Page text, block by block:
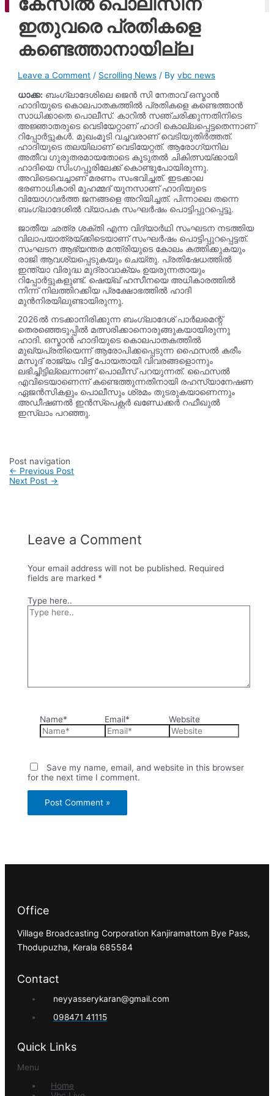
ഇതുവരെ പ്രതികളെ
കണ്ടെത്താനായില്ല
Leave a Comment / Scrolling News / Byvbc news
ധാക്ക: ബംഗ്ലാദേശിലെ ജെൻ സി നേതാവ് ഒസ്മാൻ
ഹാദിയുടെ കൊലപാതകത്തിൽ പ്രതികളെ കണ്ടെത്താൻ
സാധിക്കാതെ പൊലീസ്. കാറിൽ സഞ്ചരിക്കുന്നതിനിടെ
അജ്ഞാതരുടെ വെടിയേറ്റാണ് ഹാദി കൊല്ലപ്പെട്ടതെന്നാണ്
റിപ്പോർട്ടുകൾ. മുഖംമൂടി വച്ചവരാണ് വെടിയുതിർത്തത്.
ഹാദിയുടെ തലയിലാണ് വെടിയേറ്റത്. ആരോഗ്യനില
അതീവ ഗുരുതരമായതോടെ കൂടുതൽ ചികിത്സയ്ക്കായി
ഹാദിയെ സിംഗപ്പൂരിലേക്ക് കൊണ്ടുപോയിരുന്നു.
അവിടെവെച്ചാണ് മരണം സംഭവിച്ചത്. ഇടക്കാല
ഭരണാധികാരി മുഹമ്മദ് യൂനസാണ് ഹാദിയുടെ
വിയോഗവർത്ത ജനങ്ങളെ അറിയിച്ചത്. പിന്നാലെ തന്നെ
ബംഗ്ലാദേശിൽ വ്യാപക സംഘർഷം പൊട്ടിപ്പുറപ്പെട്ടു.
ജാതീയ ഛത്ര ശക്തി എന്ന വിദ്യാർഥി സംഘടന നടത്തിയ
വിലാപയാത്രയ്ക്കിടെയാണ് സംഘർഷം പൊട്ടിപ്പുറപ്പെട്ടത്.
സംഘടന ആഭ്യന്തര മന്ത്രിയുടെ കോലം കത്തിക്കുകയും
രാജി ആവശ്യപ്പെടുകയും ചെയ്തു. പ്രതിഷേധത്തിൽ
ഇന്ത്യാ വിരുദ്ധ മുദ്രാവാക്യം ഉയരുന്നതായും
റിപ്പോർട്ടുകളുണ്ട്. ഷെയ്ഖ് ഹസീനയെ അധികാരത്തിൽ
നിന്ന് നിലത്തിറക്കിയ പ്രക്ഷോഭത്തിൽ ഹാദി
മുൻനിരയിലുണ്ടായിരുന്നു.
2026ൽ നടക്കാനിരിക്കുന്ന ബംഗ്ലാദേശ് പാർലമെന്റ്
തെരഞ്ഞെടുപ്പിൽ മത്സരിക്കാനൊരുങ്ങുകയായിരുന്നു
ഹാദി. ഒസ്മാൻ ഹാദിയുടെ കൊലപാതകത്തിൽ
മുഖ‍്യപ്രതിയെന്ന് ആരോപിക്കപ്പെടുന്ന ഫൈസൽ കരീം
മസൂദ് രാജ‍്യം വിട്ട് പോയതായി വിവരങ്ങളൊന്നും
ലഭിച്ചിട്ടില്ലെന്നാണ് പൊലീസ് പറയുന്നത്. ഫൈസൽ
എവിടെയാണെന്ന് കണ്ടെത്തുന്നതിനായി രഹസ‍്യാനേഷണ
ഏജൻസികളും പൊലീസും ശ്രമം തുടരുകയാണെന്നും
അഡീഷണൽ ഇൻസ്പെക്റ്റർ ഖണ്ഡേക്കർ റഫീഖുൽ
ഇസ്ലാം പറഞ്ഞു.
Post navigation
← Previous Post
Next Post →
Leave a Comment
Your email address will not be published. Required
fields are marked *
Type here..
Name* Email* Website
Save my name, email, and website in this browser
for the next time I comment.
Office
Village Broadcasting Corporation Kanjiramattom Bye Pass,
Thodupuzha, Kerala 685584
Contact
neyyasserykaran@gmail.com
098471 41115
Quick Links
Menu
Home